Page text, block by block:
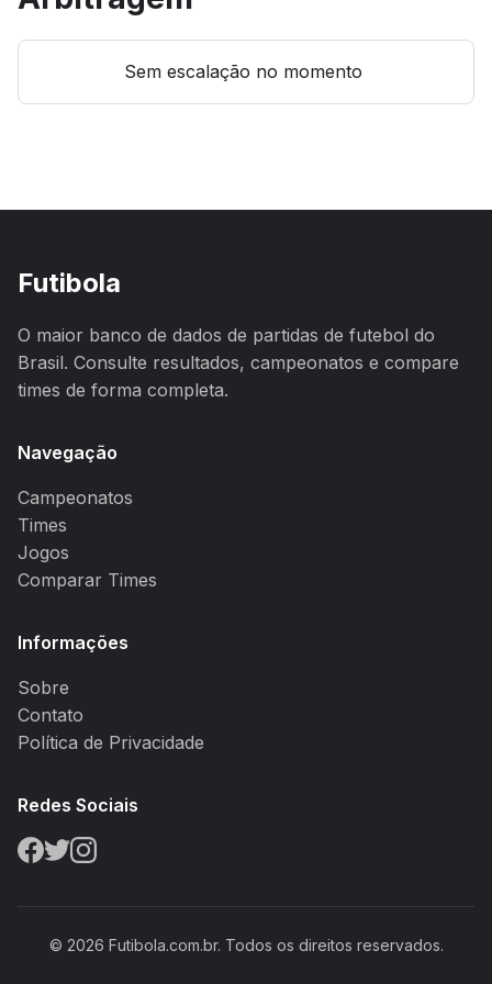
Sem escalação no momento
Futibola
O maior banco de dados de partidas de futebol do
Brasil. Consulte resultados, campeonatos e compare
times de forma completa.
Navegação
Campeonatos
Times
Jogos
Comparar Times
Informações
Sobre
Contato
Política de Privacidade
Redes Sociais
© 2026 Futibola.com.br. Todos os direitos reservados.